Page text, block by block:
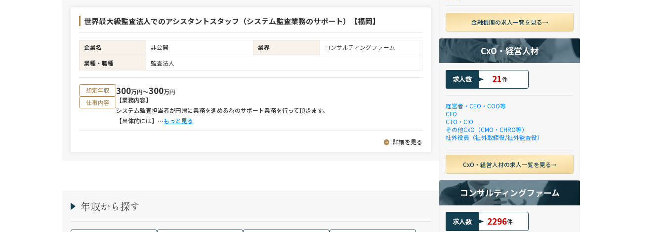
世界最大級監査法人でのアシスタントスタッフ（システム監査業務のサポート）【福岡】
企業名 非公開 業界
コンサルティングファーム
業種・職種
監査法人
想定年収 300万円〜300万円
仕事内容
【業務内容】
システム監査担当者が円滑に業務を進める為のサポート業務を行って頂きます。
【具体的には】 ⋯もっと見る
詳細を見る
年収から探す
金融機関の求人一覧を見る
CxO・経営人材
求人数 21件
経営者・CEO・COO等
CFO
CTO・CIO
その他CxO（CMO・CHRO等）
社外役員（社外取締役/社外監査役）
CxO・経営人材の求人一覧を見る
コンサルティングファーム
求人数 2296件